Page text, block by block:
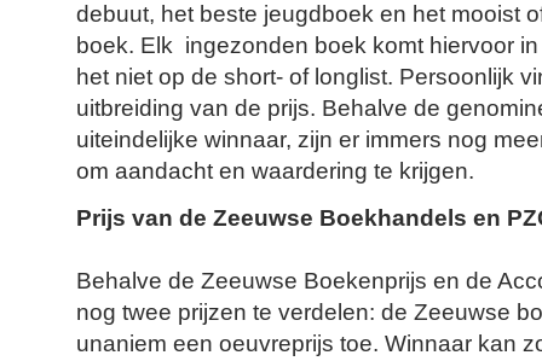
debuut, het beste jeugdboek en het mooist
boek. Elk ingezonden boek komt hiervoor
het niet op de short- of longlist. Persoonlijk
uitbreiding van de prijs. Behalve de
uiteindelijke winnaar, zijn er immers nog
om aandacht en waardering te krijgen.
Prijs van de Zeeuwse Boekhandels en
Behalve de Zeeuwse Boekenprijs en de
nog twee prijzen te verdelen: de Zeeuwse
unaniem een oeuvreprijs toe. Winnaar kan